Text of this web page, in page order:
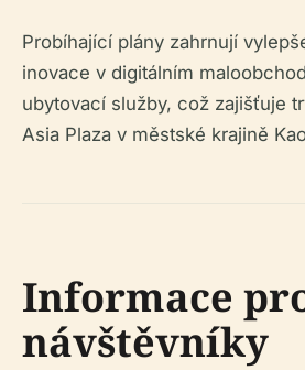
Probíhající plány zahrnují
inovace v digitálním
ubytovací služby, což zajišťuje
Asia Plaza v městské krajině
Informace
návštěvníky